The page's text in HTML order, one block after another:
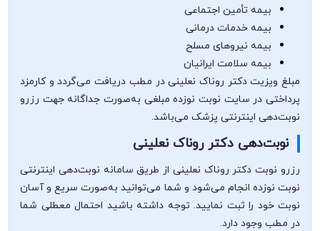
بیمه تأمین اجتماعی
بیمه خدمات درمانی
بیمه نیروهای مسلح
بیمه سلامت ایرانیان
مبلغ ویزیت دکتر روناک نعلینی در مطب دریافت می‌گردد و کارمزد
پرداختی در سایت نوبت نوزده مبلغی به‌صورت جداگانه جهت رزرو
نوبت‌دهی اینترنتی پزشک می‌باشد.
نوبت‌دهی دکتر روناک نعلینی
رزرو نوبت دکتر روناک نعلینی از طریق سامانه نوبت‌دهی اینترنتی
نوبت نوزده انجام می‌شود و شما می‌توانید به‌صورت سریع و آسان
نوبت خود را ثبت نمایید. توجه داشته باشید احتمال معطلی شما
در مطب وجود دارد.